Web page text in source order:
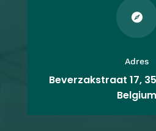

Adres
Beverzakstraat 17,
Belgium